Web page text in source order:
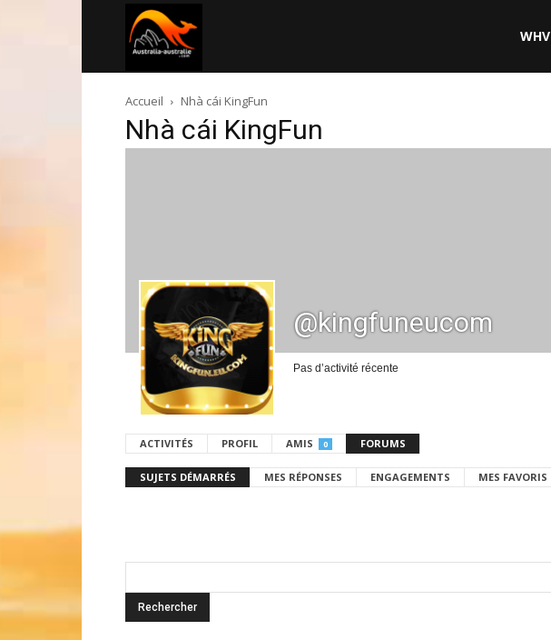
australie.com
WHV
Accueil Nhà cái KingFun
Nhà cái KingFun
@kingfuneucom
Pas d’activité récente
ACTIVITÉS PROFIL AMIS 0 FORUMS
SUJETS DÉMARRÉS MES RÉPONSES ENGAGEMENTS MES FAVORIS